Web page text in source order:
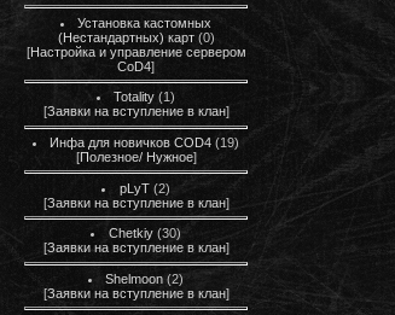
Установка кастомных
(Нестандартных) карт (0)
[Настройка и управление сервером
CoD4]
Totality (1)
[Заявки на вступление в клан]
Инфа для новичков COD4 (19)
[Полезное/ Нужное]
pLyT (2)
[Заявки на вступление в клан]
Chetkiy (30)
[Заявки на вступление в клан]
Shelmoon (2)
[Заявки на вступление в клан]